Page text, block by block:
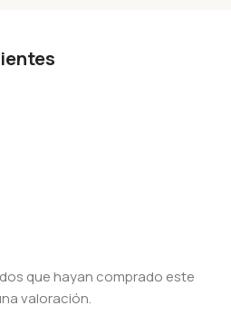
que hayan comprado este
valoración.